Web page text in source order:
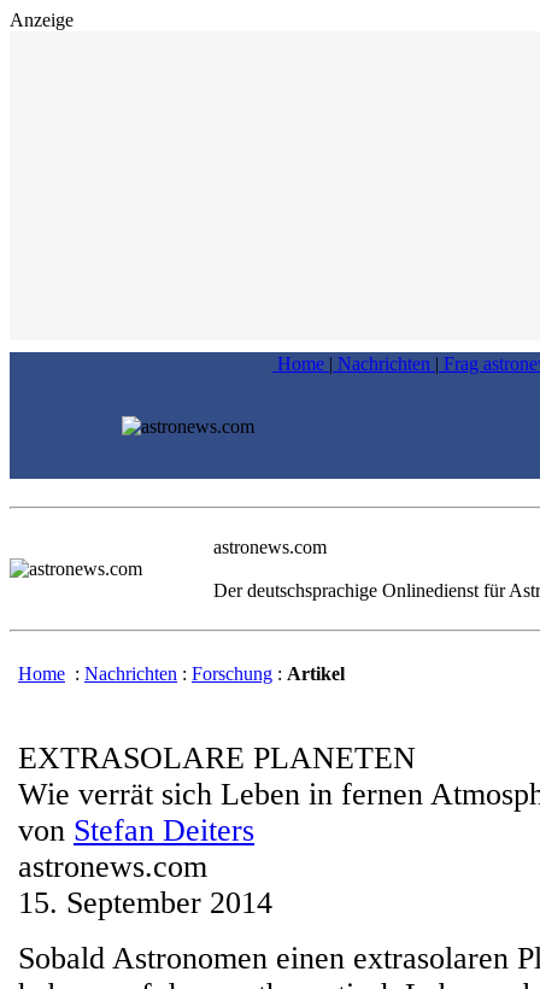
Anzeige
Home | Nachrichten | Frag
astronews.com
Der deutschsprachige Onlinedienst für
Home : Nachrichten : Forschung : Artikel
EXTRASOLARE PLANETEN
Wie verrät sich Leben in fernen
von Stefan Deiters
astronews.com
15. September 2014
Sobald Astronomen einen extrasolaren